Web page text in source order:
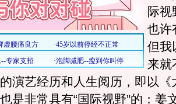
际视
也许
但我
来就
演艺经历和人生阅历，即以《
是非常具有“国际视野”的：姜